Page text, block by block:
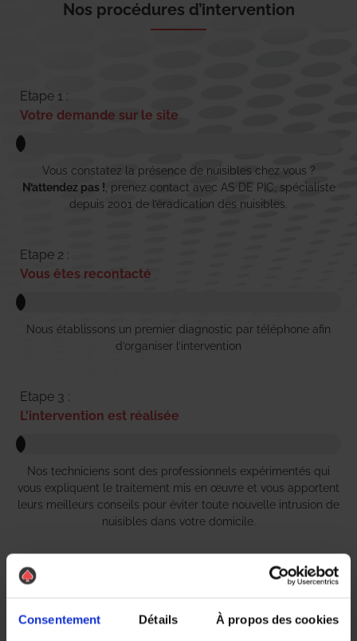
Consentement Détails À propos des cookies
Nos procédures d’intervention
Etape 1 :
Votre demande sur le site
Vous constatez la présence de nuisibles chez vous ?
N’attendez pas ! , prenez contact avec AS DE PIC, spécialiste
depuis 2001 de l’éradication des nuisibles.
Etape 2 :
Vous êtes recontacté
Nous établissons un premier diagnostic par téléphone afin
d’organiser l’intervention
Etape 3 :
L'intervention est réalisée
Nos techniciens sont des professionnels expérimentés qui
vous expliquent le traitement mis en œuvre et vous apportent
leurs meilleurs conseils pour éviter toute nouvelle intrusion de
nuisibles dans votre domicile.
Etape 4 :